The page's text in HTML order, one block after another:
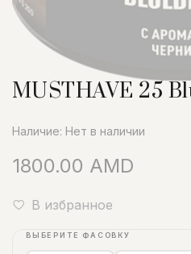
ВЫБЕРИТЕ ФАСОВКУ
Наличие: Нет в наличии
MUSTHAVE 25
1800.00 AMD
В избранное